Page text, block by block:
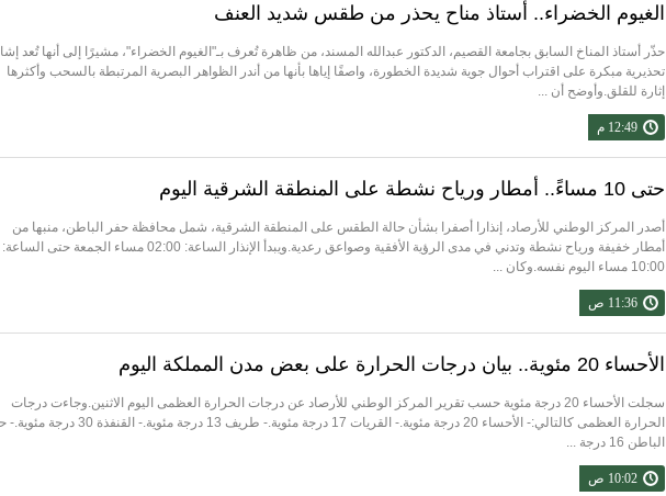
الغيوم الخضراء.. أستاذ مناح يحذر من طقس شديد العنف
حذّر أستاذ المناخ السابق بجامعة القصيم، الدكتور عبدالله المسند، من ظاهرة تُعرف بـ"الغيوم الخضراء"، مشيرًا إلى أنها تُعد
تحذيرية مبكرة على اقتراب أحوال جوية شديدة الخطورة، واصفًا إياها بأنها من أندر الظواهر البصرية المرتبطة بالسحب وأكثرها
إثارة للقلق.وأوضح أن ...
12:49 م
حتى 10 مساءً.. أمطار ورياح نشطة على المنطقة الشرقية اليوم
أصدر المركز الوطني للأرصاد، إنذارا أصفرا بشأن حالة الطقس على المنطقة الشرقية، شمل محافظة حفر الباطن، منبها من
أمطار خفيفة ورياح نشطة وتدني في مدى الرؤية الأفقية وصواعق رعدية.ويبدأ الإنذار الساعة: 02:00 مساء الجمعة حتى الساعة:
10:00 مساء اليوم نفسه.وكان ...
11:36 ص
الأحساء 20 مئوية.. بيان درجات الحرارة على بعض مدن المملكة اليوم
سجلت الأحساء 20 درجة مئوية حسب تقرير المركز الوطني للأرصاد عن درجات الحرارة العظمى اليوم الاثنين.وجاءت درجات
الحرارة العظمى كالتالي:- الأحساء 20 درجة مئوية.- القريات 17 درجة مئوية.- طريف 13 درجة مئوية.-
الباطن 16 درجة ...
10:02 ص